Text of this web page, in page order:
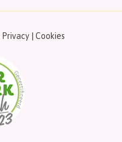
Privacy| Cookies